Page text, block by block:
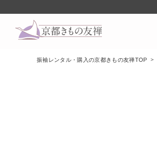
振袖レンタル・購入の京都きもの友禅TOP